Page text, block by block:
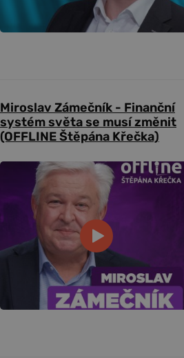
Miroslav Zámečník - Finanční
systém světa se musí změnit
(OFFLINE Štěpána Křečka)